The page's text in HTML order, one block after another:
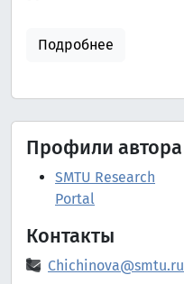
Подробнее
Профили автора
SMTU Research
Portal
Контакты
Chichinova@smtu.ru